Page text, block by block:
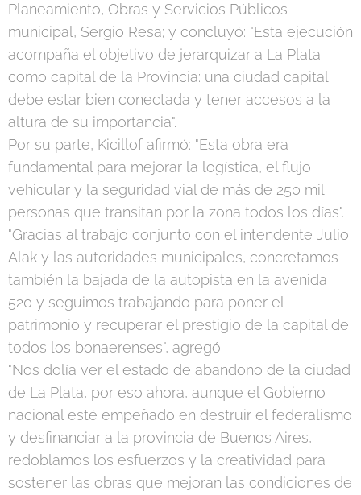
Planeamiento, Obras y Servicios Públicos
municipal, Sergio Resa; y concluyó: "Esta ejecución
acompaña el objetivo de jerarquizar a La Plata
como capital de la Provincia: una ciudad capital
debe estar bien conectada y tener accesos a la
altura de su importancia".
Por su parte, Kicillof afirmó: "Esta obra era
fundamental para mejorar la logística, el flujo
vehicular y la seguridad vial de más de 250 mil
personas que transitan por la zona todos los días".
"Gracias al trabajo conjunto con el intendente Julio
Alak y las autoridades municipales, concretamos
también la bajada de la autopista en la avenida
520 y seguimos trabajando para poner el
patrimonio y recuperar el prestigio de la capital de
todos los bonaerenses", agregó.
"Nos dolía ver el estado de abandono de la ciudad
de La Plata, por eso ahora, aunque el Gobierno
nacional esté empeñado en destruir el federalismo
y desfinanciar a la provincia de Buenos Aires,
redoblamos los esfuerzos y la creatividad para
sostener las obras que mejoran las condiciones de